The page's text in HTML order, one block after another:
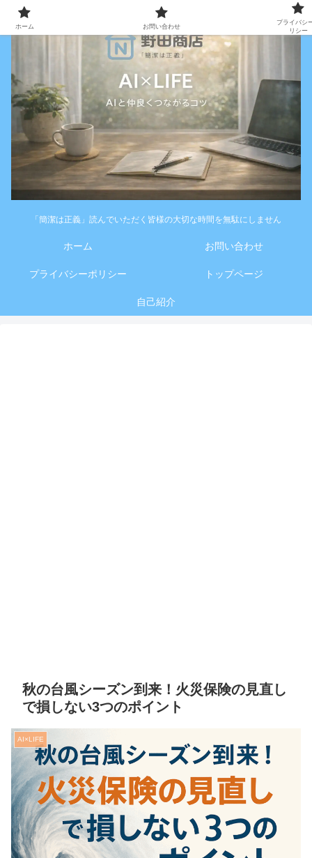
「簡潔は正義」読んでいただく皆様の大切な時間を無駄にしません
ホーム お問い合わせ
プライバシーポリシー トップページ
自己紹介
秋の台風シーズン到来！火災保険の見直し
で損しない3つのポイント
AI×LIFE
ホーム お問い合わせ
プライバシ
リシー